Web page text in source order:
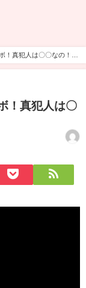
！真犯人は〇〇なの！？
！真犯人は〇